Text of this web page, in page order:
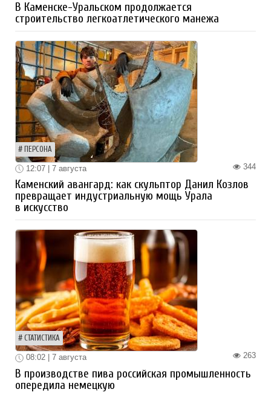
В Каменске-Уральском продолжается
строительство легкоатлетического манежа
ПЕРСОНА
344
12:07 | 7 августа
Каменский авангард: как скульптор Данил Козлов
превращает индустриальную мощь Урала
в искусство
СТАТИСТИКА
263
08:02 | 7 августа
В производстве пива российская промышленность
опередила немецкую